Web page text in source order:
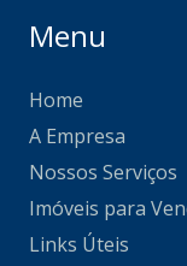
Menu
Home
A Empresa
Nossos Serviços
Imóveis para
Links Úteis